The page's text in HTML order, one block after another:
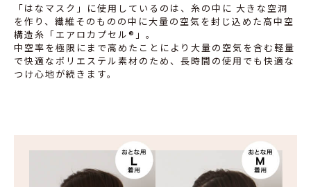
「はなマスク」に使用しているのは、糸の中に 大きな空洞
を作り、繊維そのものの中に大量の空気を封じ込めた高中空
構造糸「エアロカプセル®」。
中空率を極限にまで高めたことにより大量の空気を含む軽量
で快適なポリエステル素材のため、長時間の使用でも快適な
つけ心地が続きます。